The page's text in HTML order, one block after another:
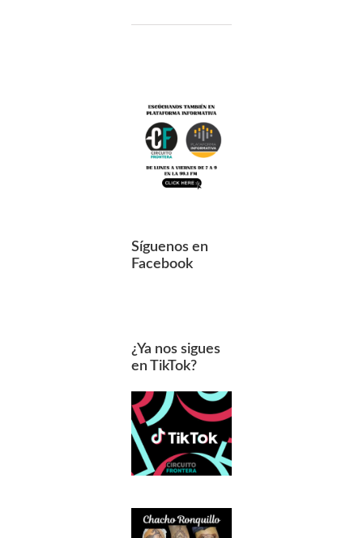
Síguenos en
Facebook
¿Ya nos sigues
en TikTok?